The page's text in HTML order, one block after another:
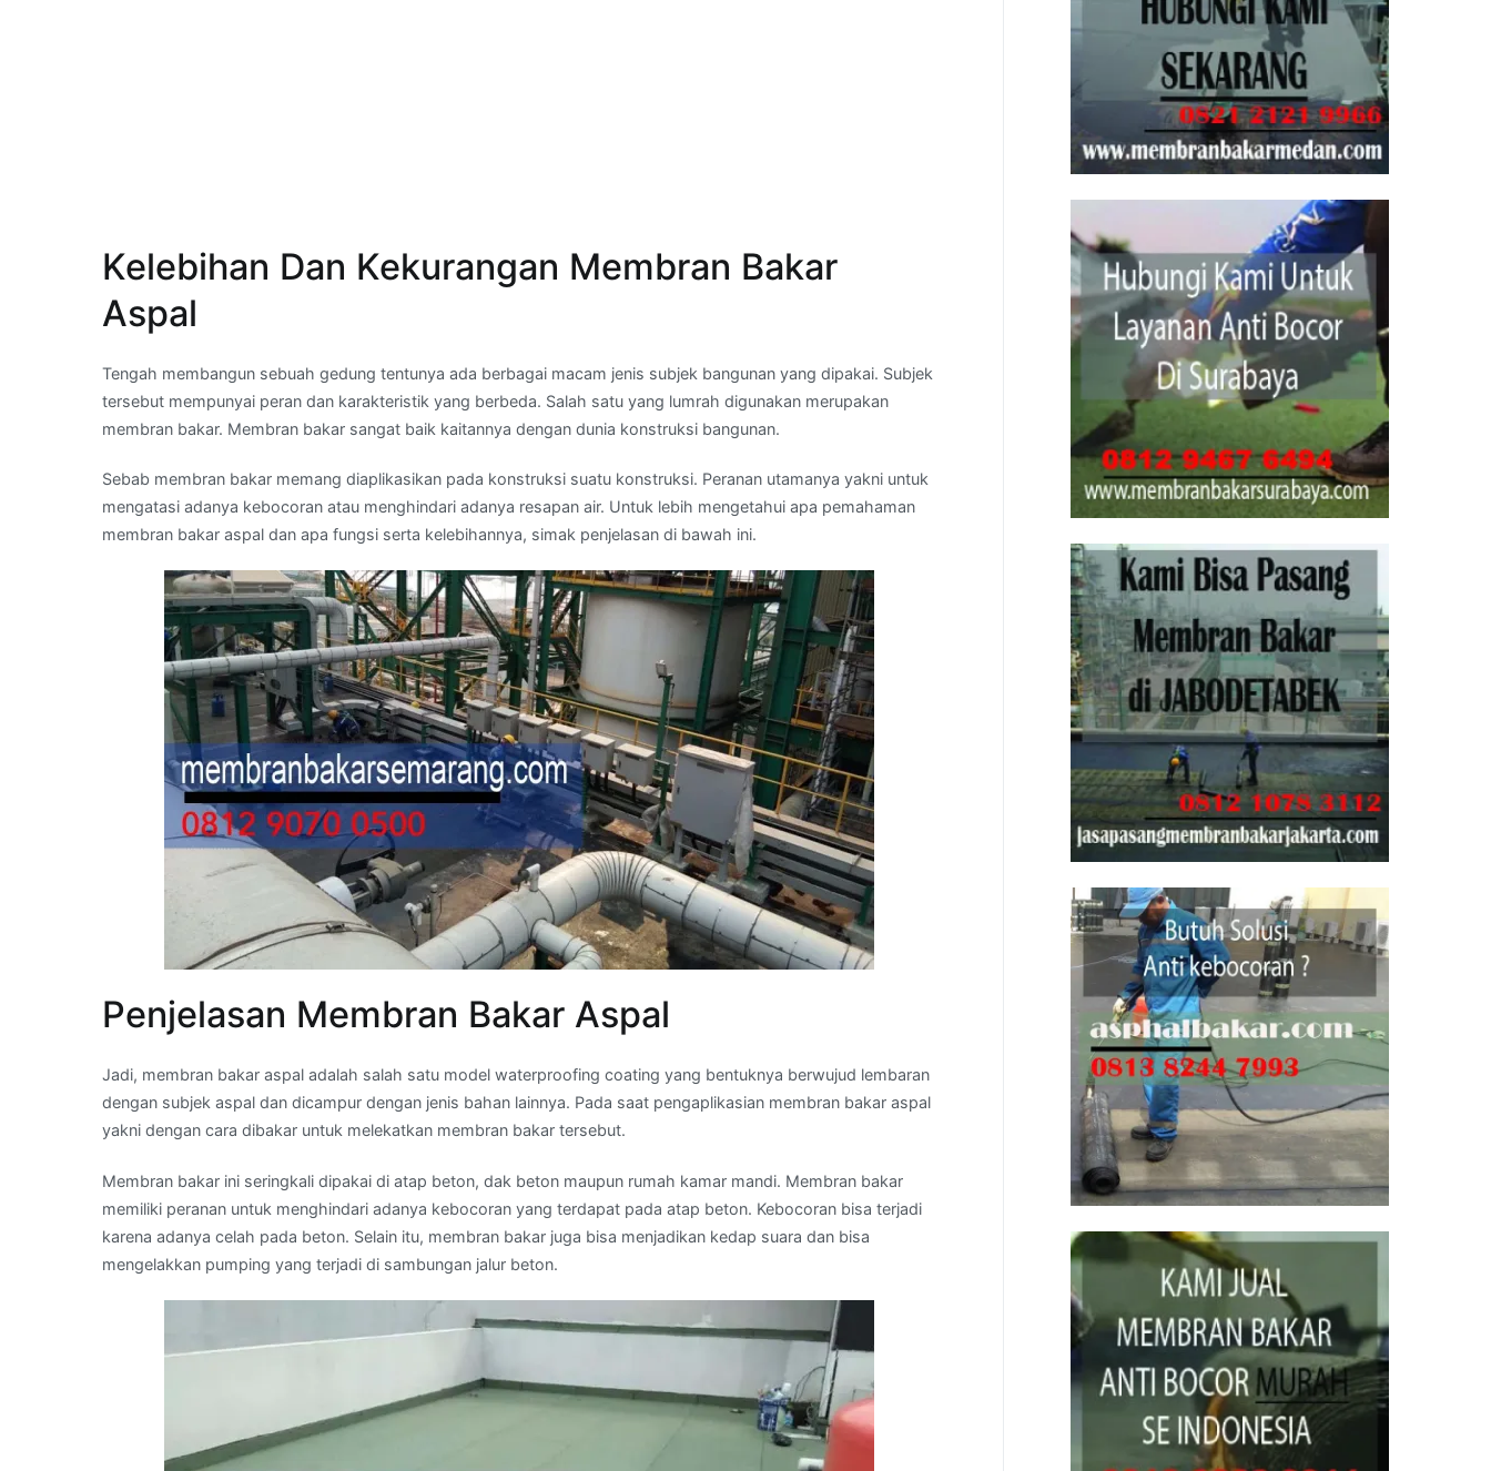
Kelebihan Dan Kekurangan Membran Bakar
Aspal
Tengah membangun sebuah gedung tentunya ada berbagai macam jenis subjek bangunan yang dipakai. Subjek
tersebut mempunyai peran dan karakteristik yang berbeda. Salah satu yang lumrah digunakan merupakan
membran bakar. Membran bakar sangat baik kaitannya dengan dunia konstruksi bangunan.
Sebab membran bakar memang diaplikasikan pada konstruksi suatu konstruksi. Peranan utamanya yakni untuk
mengatasi adanya kebocoran atau menghindari adanya resapan air. Untuk lebih mengetahui apa pemahaman
membran bakar aspal dan apa fungsi serta kelebihannya, simak penjelasan di bawah ini.
Penjelasan Membran Bakar Aspal
Jadi, membran bakar aspal adalah salah satu model waterproofing coating yang bentuknya berwujud lembaran
dengan subjek aspal dan dicampur dengan jenis bahan lainnya. Pada saat pengaplikasian membran bakar aspal
yakni dengan cara dibakar untuk melekatkan membran bakar tersebut.
Membran bakar ini seringkali dipakai di atap beton, dak beton maupun rumah kamar mandi. Membran bakar
memiliki peranan untuk menghindari adanya kebocoran yang terdapat pada atap beton. Kebocoran bisa terjadi
karena adanya celah pada beton. Selain itu, membran bakar juga bisa menjadikan kedap suara dan bisa
mengelakkan pumping yang terjadi di sambungan jalur beton.